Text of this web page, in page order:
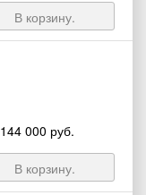
В корзину.
144 000 руб.
В корзину.